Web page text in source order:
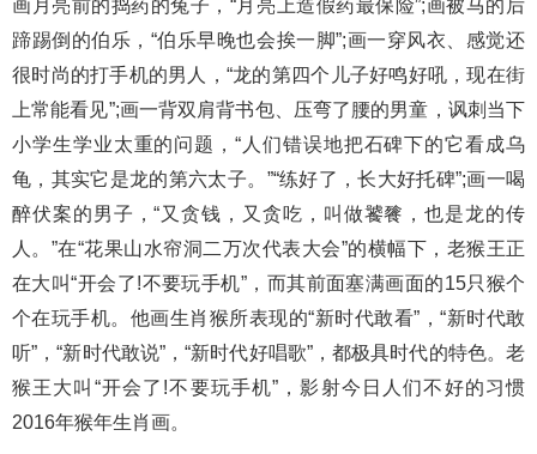
画月亮前的捣药的兔子，“月亮上造假药最保险”;画被马的后
蹄踢倒的伯乐，“伯乐早晚也会挨一脚”;画一穿风衣、感觉还
很时尚的打手机的男人，“龙的第四个儿子好鸣好吼，现在街
上常能看见”;画一背双肩背书包、压弯了腰的男童，讽刺当下
小学生学业太重的问题，“人们错误地把石碑下的它看成乌
龟，其实它是龙的第六太子。”“练好了，长大好托碑”;画一喝
醉伏案的男子，“又贪钱，又贪吃，叫做饕餮，也是龙的传
人。”在“花果山水帘洞二万次代表大会”的横幅下，老猴王正
在大叫“开会了!不要玩手机”，而其前面塞满画面的15只猴个
个在玩手机。他画生肖猴所表现的“新时代敢看”，“新时代敢
听”，“新时代敢说”，“新时代好唱歌”，都极具时代的特色。老
猴王大叫“开会了!不要玩手机”，影射今日人们不好的习惯
2016年猴年生肖画。